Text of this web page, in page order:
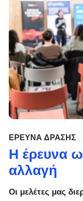
ΈΡΕΥΝΑ ΔΡΆΣΗΣ
Η έρευνα
αλλαγή
Οι μελέτες μας